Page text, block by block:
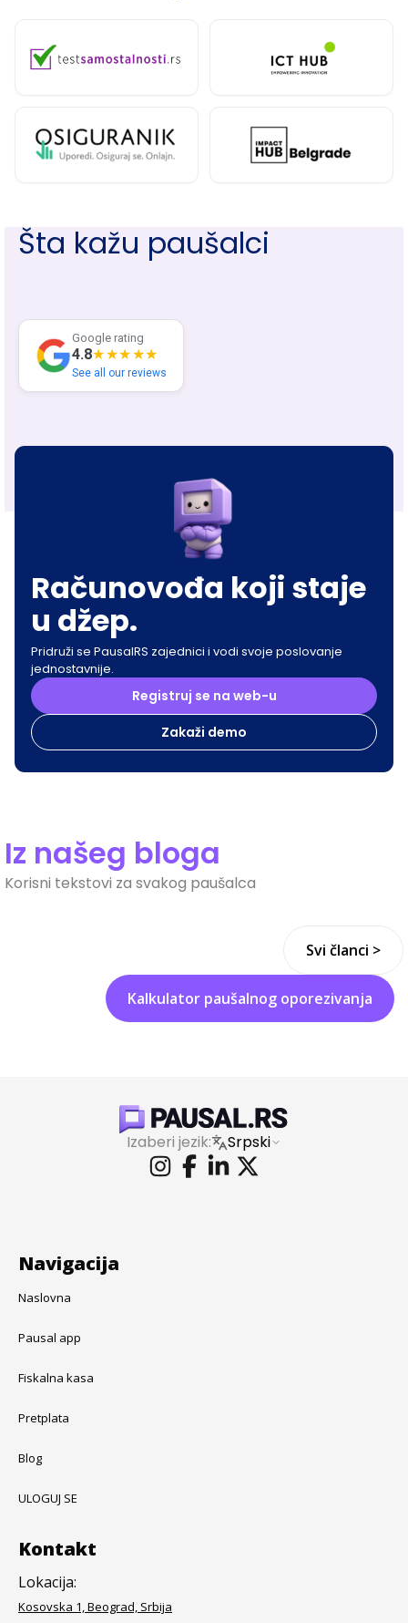
Šta kažu paušalci
Google rating
4.8★★★★★
See all our reviews
Računovođa koji staje
u džep.
Pridruži se PausalRS zajednici i vodi svoje poslovanje
jednostavnije.
Registruj se na web-u
Zakaži demo
Iz našeg bloga
Korisni tekstovi za svakog paušalca
Svi članci >
Kalkulator paušalnog oporezivanja
Izaberi jezik: Srpski
Navigacija
Naslovna
Pausal app
Fiskalna kasa
Pretplata
Blog
ULOGUJ SE
Kontakt
Lokacija:
Kosovska 1, Beograd, Srbija